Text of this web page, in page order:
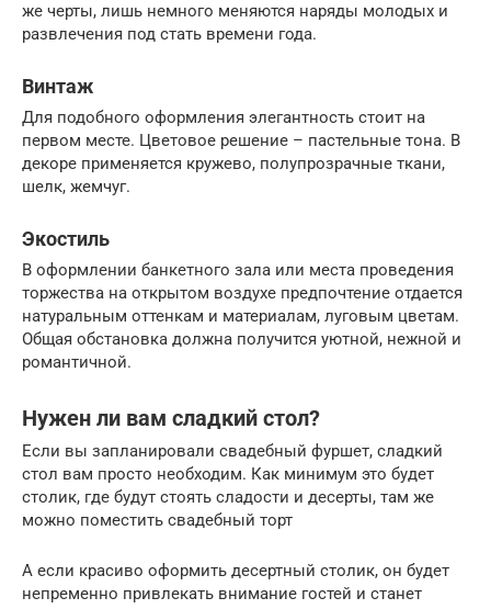
же черты, лишь немного меняются наряды молодых и
развлечения под стать времени года.
Винтаж
Для подобного оформления элегантность стоит на
первом месте. Цветовое решение – пастельные тона. В
декоре применяется кружево, полупрозрачные ткани,
шелк, жемчуг.
Экостиль
В оформлении банкетного зала или места проведения
торжества на открытом воздухе предпочтение отдается
натуральным оттенкам и материалам, луговым цветам.
Общая обстановка должна получится уютной, нежной и
романтичной.
Нужен ли вам сладкий стол?
Если вы запланировали свадебный фуршет, сладкий
стол вам просто необходим. Как минимум это будет
столик, где будут стоять сладости и десерты, там же
можно поместить свадебный торт
А если красиво оформить десертный столик, он будет
непременно привлекать внимание гостей и станет